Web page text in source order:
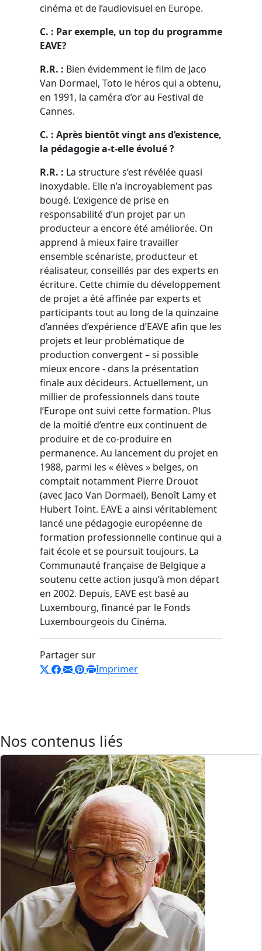
cinéma et de l’audiovisuel en Europe.
C. : Par exemple, un top du programme
EAVE?
R.R. : Bien évidemment le film de Jaco
Van Dormael, Toto le héros qui a obtenu,
en 1991, la caméra d’or au Festival de
Cannes.
C. : Après bientôt vingt ans d’existence,
la pédagogie a-t-elle évolué ?
R.R. : La structure s’est révélée quasi
inoxydable. Elle n’a incroyablement pas
bougé. L’exigence de prise en
responsabilité d’un projet par un
producteur a encore été améliorée. On
apprend à mieux faire travailler
ensemble scénariste, producteur et
réalisateur, conseillés par des experts en
écriture. Cette chimie du développement
de projet a été affinée par experts et
participants tout au long de la quinzaine
d’années d’expérience d’EAVE afin que les
projets et leur problématique de
production convergent – si possible
mieux encore - dans la présentation
finale aux décideurs. Actuellement, un
millier de professionnels dans toute
l’Europe ont suivi cette formation. Plus
de la moitié d’entre eux continuent de
produire et de co-produire en
permanence. Au lancement du projet en
1988, parmi les « élèves » belges, on
comptait notamment Pierre Drouot
(avec Jaco Van Dormael), Benoît Lamy et
Hubert Toint. EAVE a ainsi véritablement
lancé une pédagogie européenne de
formation professionnelle continue qui a
fait école et se poursuit toujours. La
Communauté française de Belgique a
soutenu cette action jusqu’à mon départ
en 2002. Depuis, EAVE est basé au
Luxembourg, financé par le Fonds
Luxembourgeois du Cinéma.
Partager sur
Imprimer
Nos contenus liés